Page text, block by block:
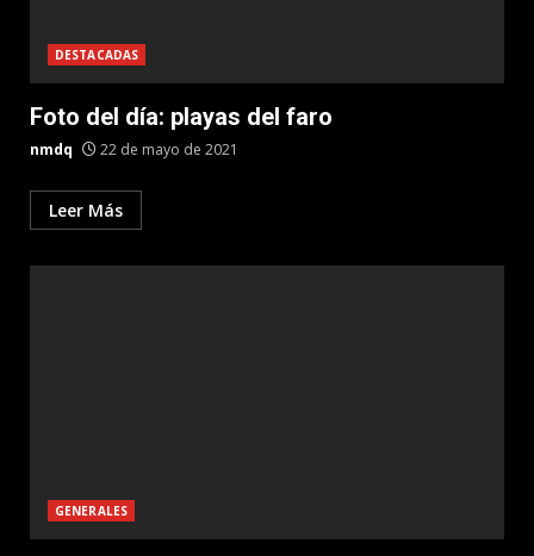
DESTACADAS
Foto del día: playas del faro
nmdq 22 de mayo de 2021
Leer Más
GENERALES